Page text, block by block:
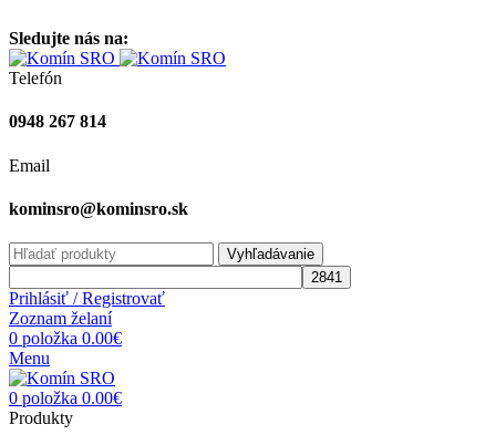
Sledujte nás na:
Telefón
0948 267 814
Email
kominsro@kominsro.sk
Vyhľadávanie
Prihlásiť / Registrovať
Zoznam želaní
0 položka 0.00€
Menu
0 položka 0.00€
Produkty